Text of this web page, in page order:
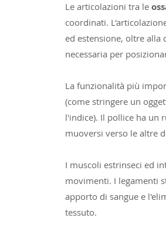
Le articolazioni tra le
coordinati.
ed estensione, oltre alla
necessaria per
La funzionalità più
(come stringere un
l'indice). Il pollice ha un
muoversi verso le altre
I muscoli estrinseci ed
movimenti. I legamenti
apporto di sangue e
tessuto.